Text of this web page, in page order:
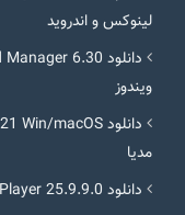
لینوکس و اندروید
ویندوز
مدیا
دانلود Daum PotPlayer 25.9.9.0 ویدئوپلیر پات پلیر